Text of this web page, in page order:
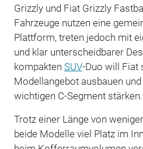
Grizzly und Fiat Grizzly
Fahrzeuge nutzen eine
Plattform, treten jedoch mit
und klar unterscheidbarer
kompakten SUV-Duo will Fiat
Modellangebot ausbauen
wichtigen C-Segment stärken.
Trotz einer Länge von
beide Modelle viel Platz im